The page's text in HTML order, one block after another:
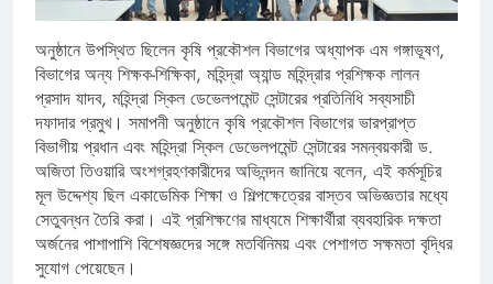
অনুষ্ঠানে উপস্থিত ছিলেন কৃষি প্রকৌশল বিভাগের অধ্যাপক এম গঙ্গাভূষণ,
বিভাগের অন্য শিক্ষক-শিক্ষিকা, মহিন্দ্রা অ্যান্ড মহিন্দ্রার প্রশিক্ষক লালন
প্রসাদ যাদব, মহিন্দ্রা স্কিল ডেভেলপমেন্ট সেন্টারের প্রতিনিধি সব্যসাচী
দফাদার প্রমুখ। সমাপনী অনুষ্ঠানে কৃষি প্রকৌশল বিভাগের ভারপ্রাপ্ত
বিভাগীয় প্রধান এবং মহিন্দ্রা স্কিল ডেভেলপমেন্ট সেন্টারের সমন্বয়কারী ড.
অজিতা তিওয়ারি অংশগ্রহণকারীদের অভিনন্দন জানিয়ে বলেন, এই কর্মসূচির
মূল উদ্দেশ্য ছিল একাডেমিক শিক্ষা ও শিল্পক্ষেত্রের বাস্তব অভিজ্ঞতার মধ্যে
সেতুবন্ধন তৈরি করা। এই প্রশিক্ষণের মাধ্যমে শিক্ষার্থীরা ব্যবহারিক দক্ষতা
অর্জনের পাশাপাশি বিশেষজ্ঞদের সঙ্গে মতবিনিময় এবং পেশাগত সক্ষমতা বৃদ্ধির
সুযোগ পেয়েছেন।